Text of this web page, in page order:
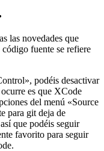
las novedades que
fuente se refiere
podéis desactivar
es que XCode
del menú «Source
para git deja de
que podéis seguir
favorito para seguir